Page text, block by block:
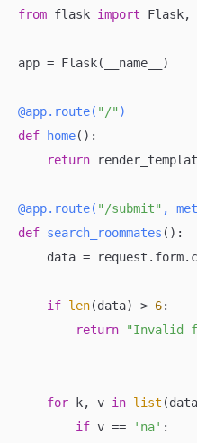
from flask import Flask,
app = Flask(__name__)
@app.route( "/" )
def
home():
return
@app.route( "/submit" ,
def search_roommates ():
data =
if len(data) > 6:
return
"Invalid
for k, v in list
if v == 'na' :